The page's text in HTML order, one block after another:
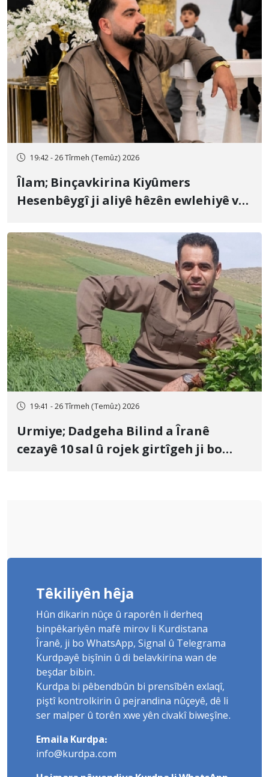
19:42 - 26 Tîrmeh (Temûz) 2026
Îlam; Binçavkirina Kiyûmers
Hesenbêygî ji aliyê hêzên ewlehiyê ve
19:41 - 26 Tîrmeh (Temûz) 2026
Urmiye; Dadgeha Bilind a Îranê
cezayê 10 sal û rojek girtîgeh ji bo
Têkiliyên hêja
Hûn dikarin nûçe û raporên li derheq
binpêkariyên mafê mirov li Kurdistana
Îranê, ji bo WhatsApp, Signal û Telegrama
Kurdpayê bişînin û di belavkirina wan de
beşdar bibin.
Kurdpa bi pêbendbûn bi prensîbên exlaqî,
piştî kontrolkirin û pejrandina nûçeyê, dê li
ser malper û torên xwe yên civakî biweşîne.
Emaila Kurdpa:
info@kurdpa.com